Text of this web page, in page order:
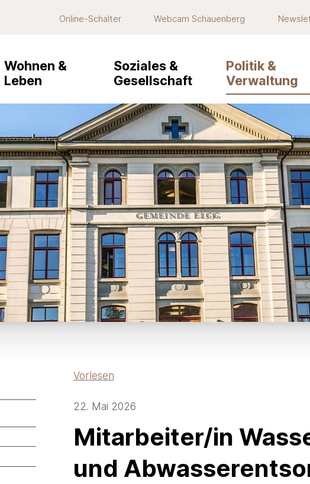
Online-Schalter Webcam Schauenberg
Hauptnavigation
Wohnen &
Leben
Soziales &
Gesellschaft
Politik &
Verwaltung
Vorlesen
Mitarbeiter/in
und
22. Mai 2026